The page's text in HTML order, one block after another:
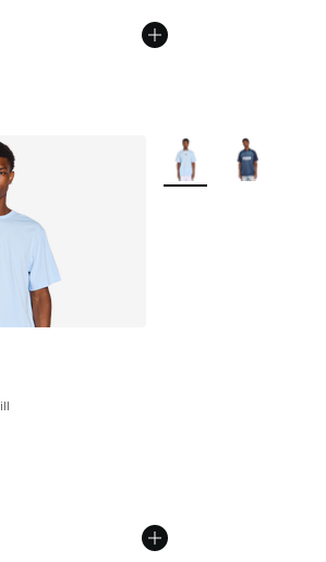
Plus de couleurs